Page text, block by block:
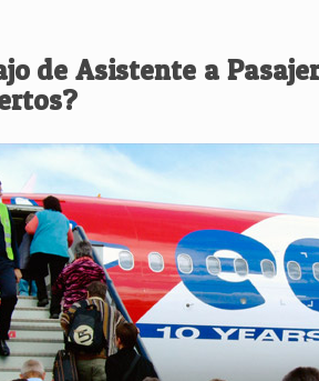
de Asistente a